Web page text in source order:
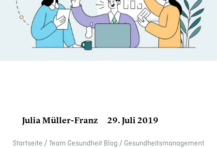
Julia Müller-Franz 29. Juli 2019
Start­seite / Team Gesund­heit Blog / Gesundheits­management